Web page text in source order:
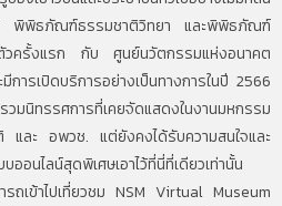
พิพิธภัณฑ์ธรรมชาติวิทยา และพิพิธภัณฑ์
วครั้งแรก กับ ศูนย์นวัตกรรมแห่งอนาคต
ารเปิดบริการอย่างเป็นทางการในปี 2566
วมนิทรรศการที่เคยจัดแสดงในงานมหกรรม
และ อพวช. แต่ยังคงได้รับความสนใจและ
อนไลน์สุดพิเศษเอาไว้ที่นี่ที่เดียวเท่านั้น
เข้าไปเที่ยวชม NSM Virtual Museum